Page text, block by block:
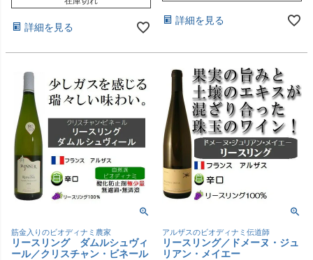
詳細を見る
詳細を見る
筋金入りのビオディナミ農家
リースリング ダムルシュヴィ
ール／クリスチャン・ビネール
アルザスのビオディナミ伝道師
リースリング／ドメーヌ・ジュ
リアン・メイエー